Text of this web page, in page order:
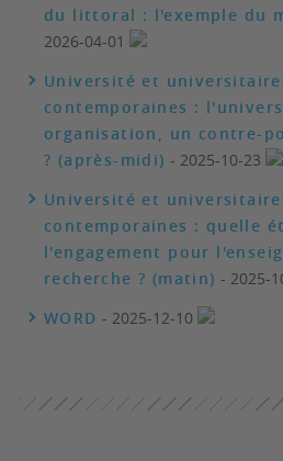
du littoral : l'exemple du
2026-04-01
Université et
contemporaines :
organisation, un contre-
? (après-midi) - 2025-10-23
Université et
contemporaines : quelle
l'engagement pour
recherche ? (matin) - 2025-
WORD - 2025-12-10